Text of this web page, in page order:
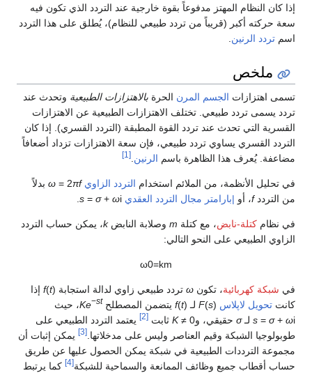
إذا كان النظام المهتز مدفوعاً بقوة خارجية عند التردد الذي تكون فيه
سعة حركته أكبر (قريباً من تردد طبيعي للنظام)، يُطلق على هذا التردد
اسم تردد الرنين
ملخص
تسمى اهتزازات الجسم المرن الحرة بالاهتزازات الطبيعية وتحدث عند
تردد يسمى تردد طبيعي. تختلف الاهتزازات الطبيعية عن الاهتزازات
القسرية التي تحدث عند تردد القوة المطبقة (التردد القسري). إذا كان
التردد القسري يساوي تردد طبيعي، فإن سعة الاهتزازات تزداد أضعافاً
مضاعفة. يُعرف هذا الظاهرة باسم الرنين.
[1]
في تحليل الأنظمة، من الملائم استخدام التردد الزاوي ω = 2πf
بدلاً
من الترددf، أو |بارامتر مجال التردد العقدي s = σ+ ωi
.
في نظام كتلة-نابض، مع كتلة m وصلابة النابضk، يمكن حساب التردد
الزاوي الطبيعي على النحو التالي:
ω0=km
في شبكة كهربائية، تكون ω تردد طبيعي زاوي لدالة استجابة f(t
) إذا
كانت تحويل لاپلاس F(s) لـ f(t) يتضمن المصطلح Ke−st
، حيث
s = σ+ ωi لـσ حقيقي، و K≠ 0 ثابت [2]
يعتمد التردد الطبيعي على
طوبولوجيا الشبكة وقيم العناصر وليس على مدخلاتها.[3]
يمكن إثبات أن
مجموعة الترددات الطبيعية في شبكة يمكن الحصول عليها عن طريق
حساب أقطاب جميع وظائف الممانعة والسماحية للشبكة[4]
كما يرتبط